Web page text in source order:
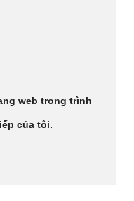
web trong trình
của tôi.